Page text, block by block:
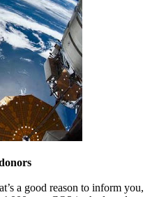
a good reason to inform you,